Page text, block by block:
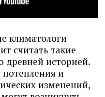
климатологи
считать такие
древней историей.
потепления и
изменений,